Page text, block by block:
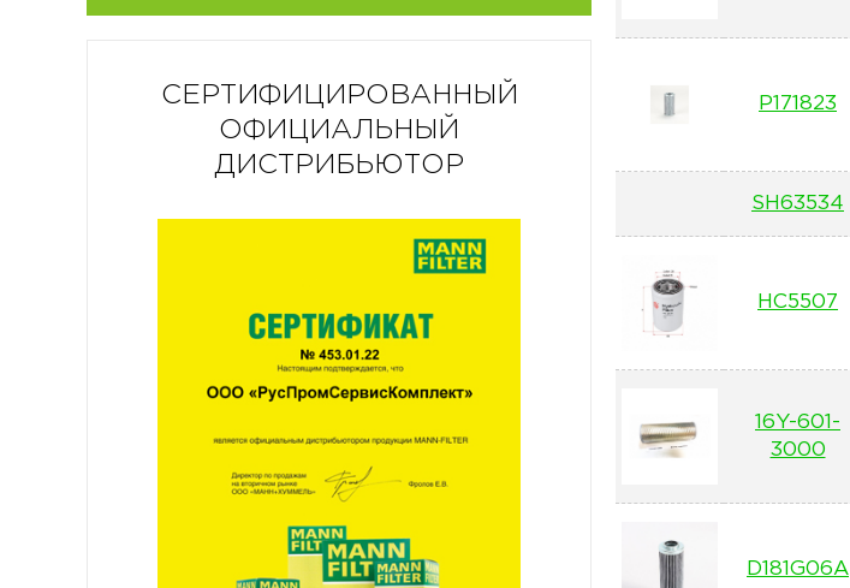
СЕРТИФИЦИРОВАННЫЙ
ОФИЦИАЛЬНЫЙ
ДИСТРИБЬЮТОР
P171823
SH63534
HC5507
16Y-601-
3000
D181G06A